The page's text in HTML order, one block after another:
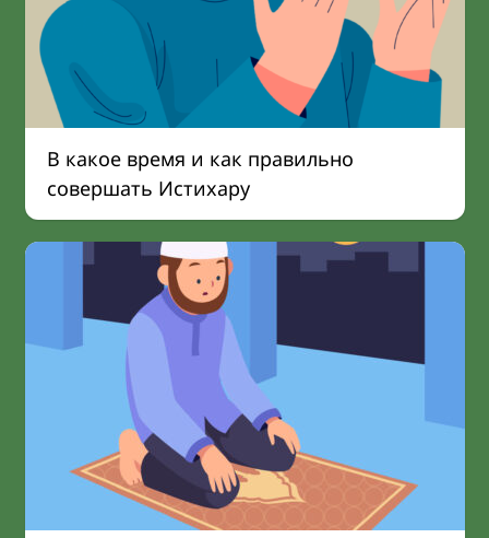
В какое время и как правильно
совершать Истихару